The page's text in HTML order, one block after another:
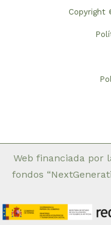
Copyright
Web financiada por
fondos